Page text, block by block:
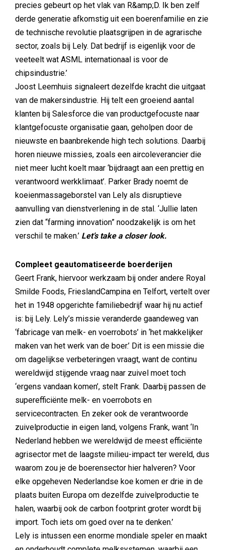
precies gebeurt op het vlak van R&amp;D. Ik ben zelf
derde generatie afkomstig uit een boerenfamilie en zie
de technische revolutie plaatsgrijpen in de agrarische
sector, zoals bij Lely. Dat bedrijf is eigenlijk voor de
veeteelt wat ASML internationaal is voor de
chipsindustrie.’
Joost Leemhuis signaleert dezelfde kracht die uitgaat
van de makersindustrie. Hij telt een groeiend aantal
klanten bij Salesforce die van productgefocuste naar
klantgefocuste organisatie gaan, geholpen door de
nieuwste en baanbrekende high tech solutions. Daarbij
horen nieuwe missies, zoals een aircoleverancier die
niet meer lucht koelt maar ‘bijdraagt aan een prettig en
verantwoord werkklimaat’. Parker Brady noemt de
koeienmassageborstel van Lely als disruptieve
aanvulling van dienstverlening in de stal. ‘Jullie laten
zien dat “farming innovation” noodzakelijk is om het
verschil te maken.’ Let’s take a closer look.
Compleet geautomatiseerde boerderijen
Geert Frank, hiervoor werkzaam bij onder andere Royal
Smilde Foods, FrieslandCampina en Telfort, vertelt over
het in 1948 opgerichte familiebedrijf waar hij nu actief
is: bij Lely. Lely’s missie veranderde gaandeweg van
‘fabricage van melk- en voerrobots’ in ‘het makkelijker
maken van het werk van de boer.’ Dit is een missie die
om dagelijkse verbeteringen vraagt, want de continu
wereldwijd stijgende vraag naar zuivel moet toch
‘ergens vandaan komen’, stelt Frank. Daarbij passen de
superefficiënte melk- en voerrobots en
servicecontracten. En zeker ook de verantwoorde
zuivelproductie in eigen land, volgens Frank, want ‘In
Nederland hebben we wereldwijd de meest efficiënte
agrisector met de laagste milieu-impact ter wereld, dus
waarom zou je de boerensector hier halveren? Voor
elke opgeheven Nederlandse koe komen er drie in de
plaats buiten Europa om dezelfde zuivelproductie te
halen, waarbij ook de carbon footprint groter wordt bij
import. Toch iets om goed over na te denken.’
Lely is intussen een enorme mondiale speler en maakt